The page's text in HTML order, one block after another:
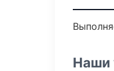
Наши